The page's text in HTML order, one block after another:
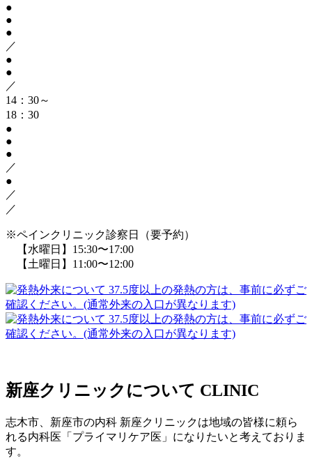
●
●
●
／
●
●
／
14：30～
18：30
●
●
●
／
●
／
／
※ペインクリニック診察日（要予約）
【水曜日】15:30〜17:00
【土曜日】11:00〜12:00
新座クリニックについて CLINIC
志木市、新座市の内科 新座クリニックは地域の皆様に頼ら
れる内科医「プライマリケア医」になりたいと考えておりま
す。